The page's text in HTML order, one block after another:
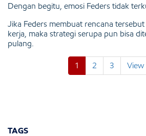
Dengan begitu, emosi Feders tidak
Jika Feders membuat rencana
kerja, maka strategi serupa pun bisa
pulang.
1 2 3 View
TAGS